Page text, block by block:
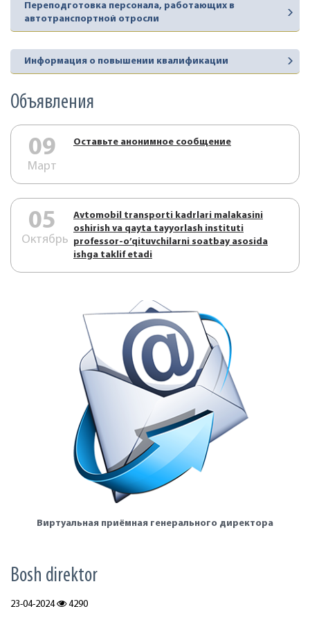
Переподготовка персонала, работающих в
автотранспортной отросли
Информация о повышении квалификации
Объявления
09
Март
Оставьте анонимное сообщение
05
Октябрь
Аvtоmоbil trаnspоrti kаdrlаri mаlаkаsini
оshirish vа qаytа tаyyorlаsh instituti
prоfеssоr-o’qituvchilаrni sоаtbаy аsоsidа
ishgа tаklif etаdi
Виртуальная приёмная генерального директора
Bosh direktor
23-04-2024 4290